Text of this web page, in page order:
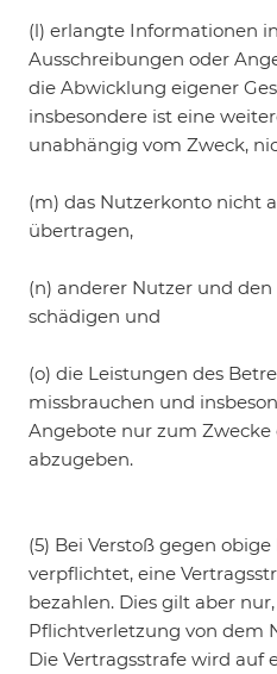
(l) erlangte Informationen
Ausschreibungen oder
die Abwicklung eigener
insbesondere ist eine
unabhängig vom Zweck,
(m) das Nutzerkonto nicht
übertragen,
(n) anderer Nutzer und
schädigen und
(o) die Leistungen des
missbrauchen und
Angebote nur zum Zwecke
abzugeben.
(5) Bei Verstoß gegen
verpflichtet, eine
bezahlen. Dies gilt aber
Pflichtverletzung von dem
Die Vertragsstrafe wird auf